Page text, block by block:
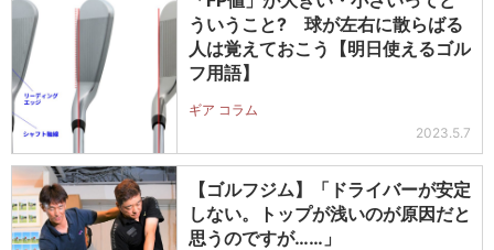
ういうこと? 球が左右に散らばる
人は覚えておこう【明日使えるゴル
フ用語】
ギア コラム
2023.5.7
【ゴルフジム】「ドライバーが安定
しない。トップが浅いのが原因だと
思うのですが……」